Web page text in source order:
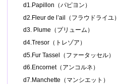
d1.Papillon（パピヨン）
d2.Fleur de l’ail（フラウドライユ）
d3. Plume（プリューム）
d4.Tresor（トレゾア）
d5.Fur Tassel（ファータッセル）
d6.Encornet（アンコルネ）
d7.Manchette（マンシエット）